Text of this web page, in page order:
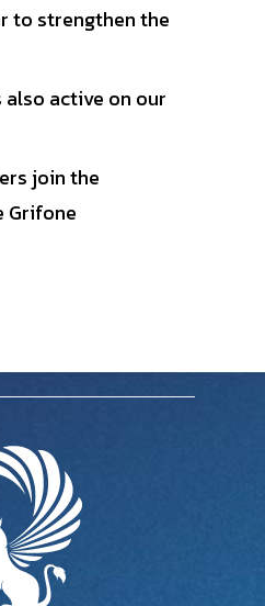
to strengthen the
active on our
join the
Grifone